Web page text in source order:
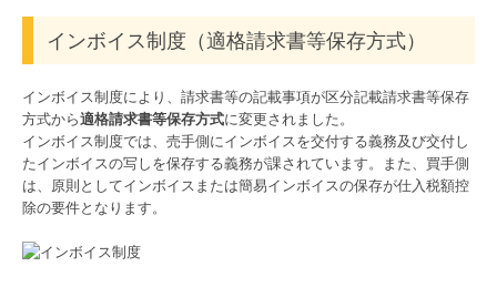
インボイス制度（適格請求書等保存方式）
インボイス制度により、請求書等の記載事項が区分記載請求書等保存
方式から適格請求書等保存方式に変更されました。
インボイス制度では、売手側にインボイスを交付する義務及び交付し
たインボイスの写しを保存する義務が課されています。また、買手側
は、原則としてインボイスまたは簡易インボイスの保存が仕入税額控
除の要件となります。